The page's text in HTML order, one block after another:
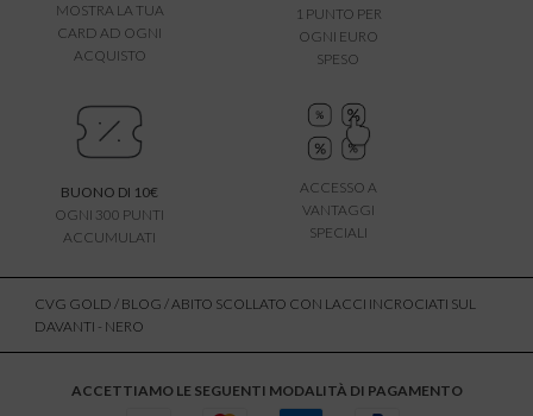
MOSTRA LA TUA
CARD AD OGNI
ACQUISTO
1 PUNTO PER
OGNI EURO
SPESO
BUONO DI 10€
OGNI 300 PUNTI
ACCUMULATI
ACCESSO A
VANTAGGI
SPECIALI
CVG GOLD / BLOG / ABITO SCOLLATO CON LACCI INCROCIATI SUL
DAVANTI - NERO
ACCETTIAMO LE SEGUENTI MODALITÀ DI PAGAMENTO